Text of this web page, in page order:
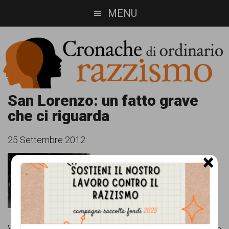
to
main
content
to
footer
MENU
Cronache
di
ordinario
razzismo
Cronachediordinariorazzismo.org
informazione,
approfondimento
San Lorenzo: un fatto grave
che ci riguarda
25 Settembre 2012
×